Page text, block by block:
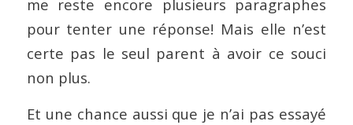
me reste encore plusieurs paragraphes
pour tenter une réponse! Mais elle n’est
certe pas le seul parent à avoir ce souci
non plus.
Et une chance aussi que je n’ai pas essayé